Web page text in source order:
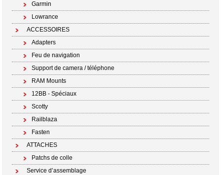
Garmin
Lowrance
ACCESSOIRES
Adapters
Feu de navigation
Support de camera / téléphone
RAM Mounts
12BB - Spéciaux
Scotty
Railblaza
Fasten
ATTACHES
Patchs de colle
Service d’assemblage